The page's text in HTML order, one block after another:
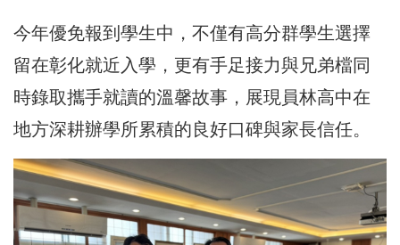
今年優免報到學生中，不僅有高分群學生選擇
留在彰化就近入學，更有手足接力與兄弟檔同
時錄取攜手就讀的溫馨故事，展現員林高中在
地方深耕辦學所累積的良好口碑與家長信任。